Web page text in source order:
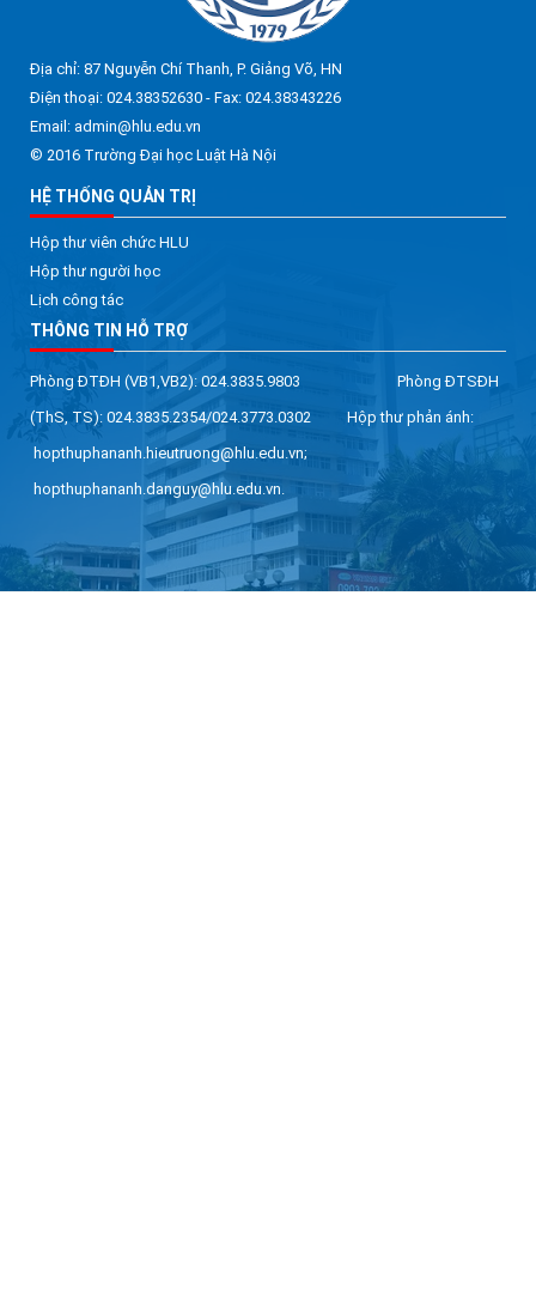
Địa chỉ: 87 Nguyễn Chí Thanh, P. Giảng Võ, HN
Điện thoại: 024.38352630 - Fax: 024.38343226
Email: admin@hlu.edu.vn
© 2016 Trường Đại học Luật Hà Nội
HỆ THỐNG QUẢN TRỊ
Hộp thư viên chức HLU
Hộp thư người học
Lịch công tác
THÔNG TIN HỖ TRỢ
Phòng ĐTĐH (VB1,VB2): 024.3835.9803 Phòng ĐTSĐH
(ThS, TS): 024.3835.2354/024.3773.0302 Hộp thư phản ánh:
hopthuphananh.hieutruong@hlu.edu.vn;
hopthuphananh.danguy@hlu.edu.vn.